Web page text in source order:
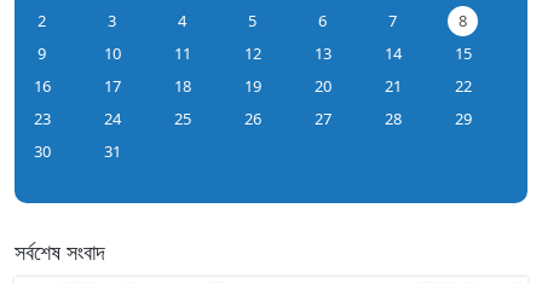
2
3 4 5 6 7
8
9
10 11 12 13 14
15
16
17 18 19 20 21
22
23
24 25 26 27 28
29
30
31
সর্বশেষ সংবাদ